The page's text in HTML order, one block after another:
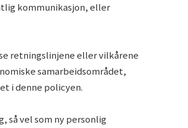
kommunikasjon, eller
retningslinjene eller vilkårene
samarbeidsområdet,
i denne policyen.
så vel som ny personlig